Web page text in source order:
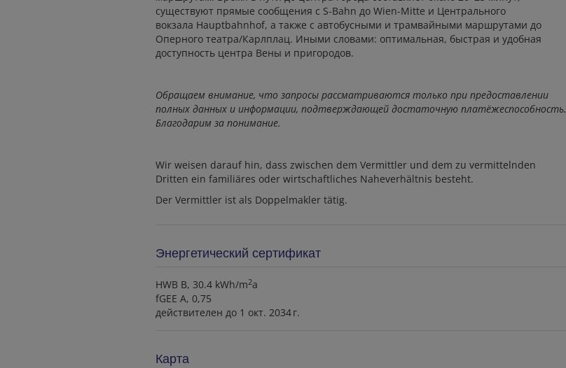
существуют прямые сообщения с S-Bahn до Wien-Mitte и Центрального
вокзала Hauptbahnhof, а также с автобусными и трамвайными маршрутами до
Оперного театра/Карлплац. Иными словами: оптимальная, быстрая и удобная
доступность центра Вены и пригородов.
Обращаем внимание, что запросы рассматриваются только при предоставлении
полных данных и информации, подтверждающей достаточную платёжеспособность.
Благодарим за понимание.
Wir weisen darauf hin, dass zwischen dem Vermittler und dem zu vermittelnden
Dritten ein familiäres oder wirtschaftliches Naheverhältnis besteht.
Der Vermittler ist als Doppelmakler tätig.
Энергетический сертификат
HWB B, 30.4 kWh/m2a
fGEE A, 0,75
действителен до 1 окт. 2034 г.
Карта